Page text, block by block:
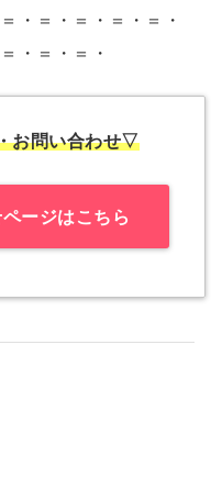
・＝・＝・＝・＝・
・＝・＝・
お問い合わせ▽
ージはこちら